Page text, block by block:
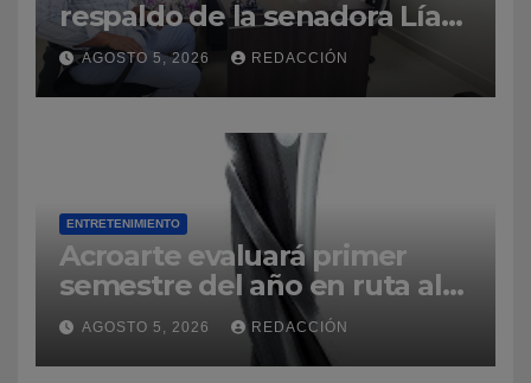
respaldo de la senadora Lía
Díaz para fortalecer la UASD-
Azua
AGOSTO 5, 2026 REDACCIÓN
ENTRETENIMIENTO
Acroarte evaluará primer
semestre del año en ruta al
Premios Soberano 2027
AGOSTO 5, 2026 REDACCIÓN